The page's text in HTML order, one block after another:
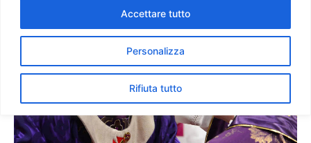
Personalizza
Rifiuta tutto
Accettare tutto